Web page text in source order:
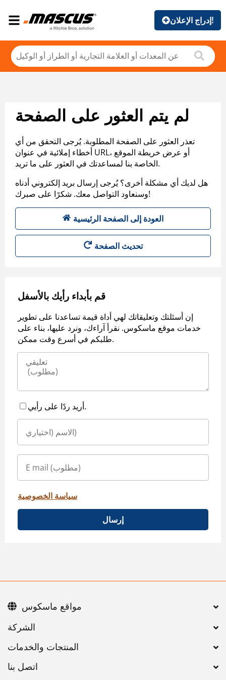
إدراج الإعلان!
لم يتم العثور على الصفحة
تعذر العثور على الصفحة المطلوبة. يُرجى التحقق من أي
أخطاء إملائية في عنوان URL، أو عرض خريطة الموقع
الخاصة بنا لمساعدتك في العثور على ما تريد.
هل لديك أي مشكلة أخرى؟ يُرجى إرسال بريد إلكتروني أدناه
وسنعاود التواصل معك. شكرًا على صبرك!
العودة إلى الصفحة الرئيسية
تحديث الصفحة
قم بأبداء رأيك بالأسفل
إن أسئلتك وتعليقاتك لهي أداة قيمة تساعدنا على تطوير
خدمات موقع ماسكوس. نقرأ آراءك، ونرد عليها، بناء على
طلبكم في أسرع وقت ممكن.
أريد ردًا على رأيي.
سياسة الخصوصية
إرسال
اتصل بنا
مواقع ماسكوس